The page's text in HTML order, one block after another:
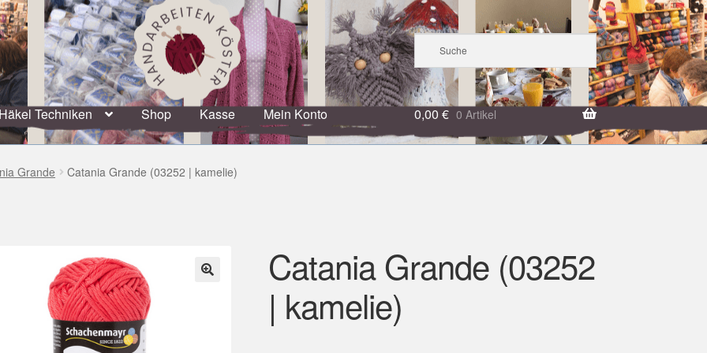
Häkel Techniken Shop Kasse Mein Konto 0,00 € 0 Artikel
Grande Catania Grande (03252 | kamelie)
Catania Grande (03252
| kamelie)